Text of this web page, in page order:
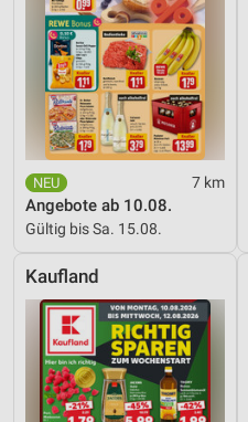
7 km
Angebote ab 10.08.
Gültig bis Sa. 15.08.
Kaufland